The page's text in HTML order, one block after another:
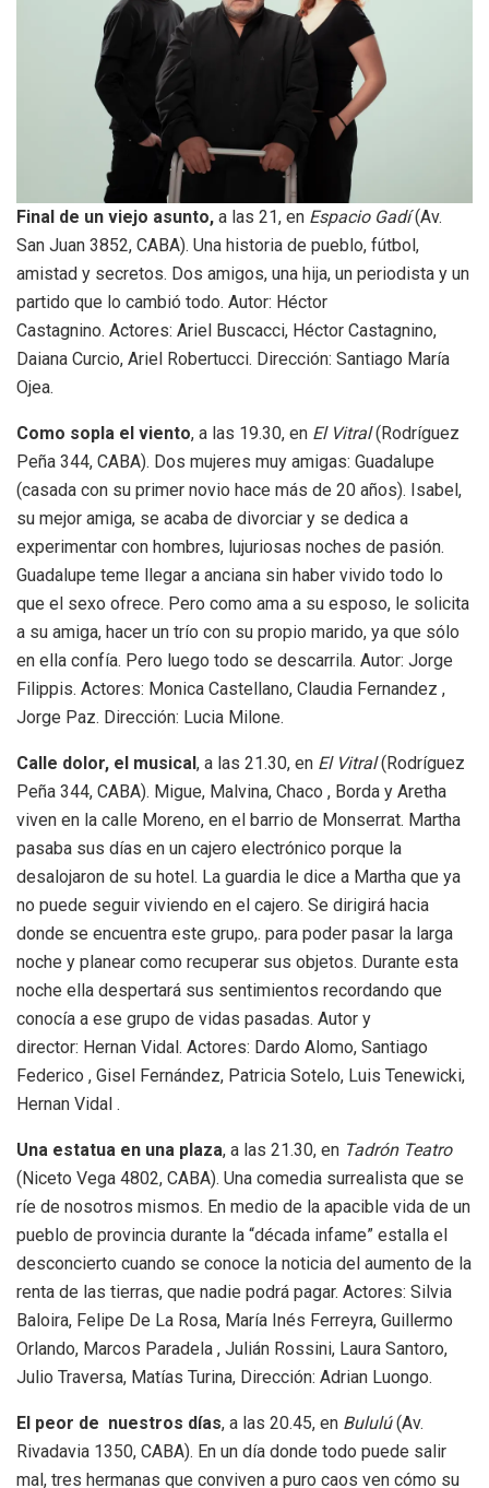
Final de un viejo asunto, a las 21, en Espacio Gadí(Av.
San Juan 3852, CABA). Una historia de pueblo, fútbol,
amistad y secretos. Dos amigos, una hija, un periodista y un
partido que lo cambió todo. Autor: Héctor
Castagnino. Actores: Ariel Buscacci, Héctor Castagnino,
Daiana Curcio, Ariel Robertucci. Dirección: Santiago María
Ojea.
Como sopla el viento, a las 19.30, en El Vitral(Rodríguez
Peña 344, CABA). Dos mujeres muy amigas: Guadalupe
(casada con su primer novio hace más de 20 años). Isabel,
su mejor amiga, se acaba de divorciar y se dedica a
experimentar con hombres, lujuriosas noches de pasión.
Guadalupe teme llegar a anciana sin haber vivido todo lo
que el sexo ofrece. Pero como ama a su esposo, le solicita
a su amiga, hacer un trío con su propio marido, ya que sólo
en ella confía. Pero luego todo se descarrila. Autor: Jorge
Filippis. Actores: Monica Castellano, Claudia Fernandez ,
Jorge Paz. Dirección: Lucia Milone.
Calle dolor, el musical, a las 21.30, en El Vitral(Rodríguez
Peña 344, CABA). Migue, Malvina, Chaco , Borda y Aretha
viven en la calle Moreno, en el barrio de Monserrat. Martha
pasaba sus días en un cajero electrónico porque la
desalojaron de su hotel. La guardia le dice a Martha que ya
no puede seguir viviendo en el cajero. Se dirigirá hacia
donde se encuentra este grupo,. para poder pasar la larga
noche y planear como recuperar sus objetos. Durante esta
noche ella despertará sus sentimientos recordando que
conocía a ese grupo de vidas pasadas. Autor y
director: Hernan Vidal. Actores: Dardo Alomo, Santiago
Federico , Gisel Fernández, Patricia Sotelo, Luis Tenewicki,
Hernan Vidal .
Una estatua en una plaza, a las 21.30, en Tadrón Teatro
(Niceto Vega 4802, CABA). Una comedia surrealista que se
ríe de nosotros mismos. En medio de la apacible vida de un
pueblo de provincia durante la “década infame” estalla el
desconcierto cuando se conoce la noticia del aumento de la
renta de las tierras, que nadie podrá pagar. Actores: Silvia
Baloira, Felipe De La Rosa, María Inés Ferreyra, Guillermo
Orlando, Marcos Paradela , Julián Rossini, Laura Santoro,
Julio Traversa, Matías Turina, Dirección: Adrian Luongo.
El peor de nuestros días, a las 20.45, en Bululú(Av.
Rivadavia 1350, CABA). En un día donde todo puede salir
mal, tres hermanas que conviven a puro caos ven cómo su